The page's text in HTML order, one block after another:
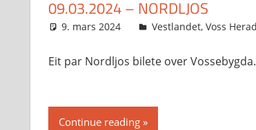
09.03.2024 – NORDLJOS
9. mars 2024 Svein
Vestlandet, Voss Herad
Eit par Nordljos bilete over Vossebygda.
Continue reading